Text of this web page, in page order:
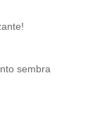
sembra